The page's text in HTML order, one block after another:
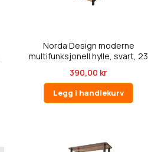
Norda Design moderne
multifunksjonell hylle, svart, 23
390,00 kr
Legg i handlekurv